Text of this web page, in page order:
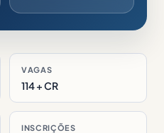
VAGAS
114 + CR
INSCRIÇÕES